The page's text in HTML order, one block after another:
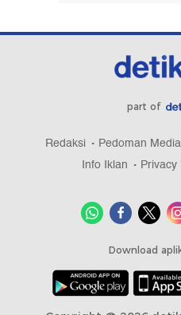
part of
Redaksi Pedoman
Info Iklan
Privacy
Download